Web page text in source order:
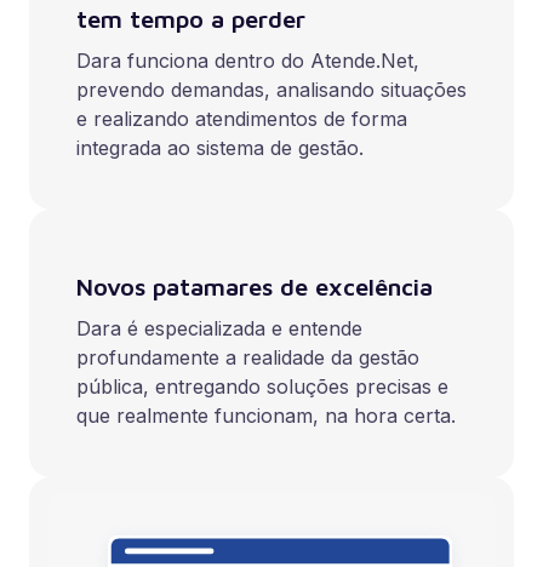
tem tempo a perder
Dara funciona dentro do Atende.Net,
prevendo demandas, analisando situações
e realizando atendimentos de forma
integrada ao sistema de gestão.
Novos patamares de excelência
Dara é especializada e entende
profundamente a realidade da gestão
pública, entregando soluções precisas e
que realmente funcionam, na hora certa.